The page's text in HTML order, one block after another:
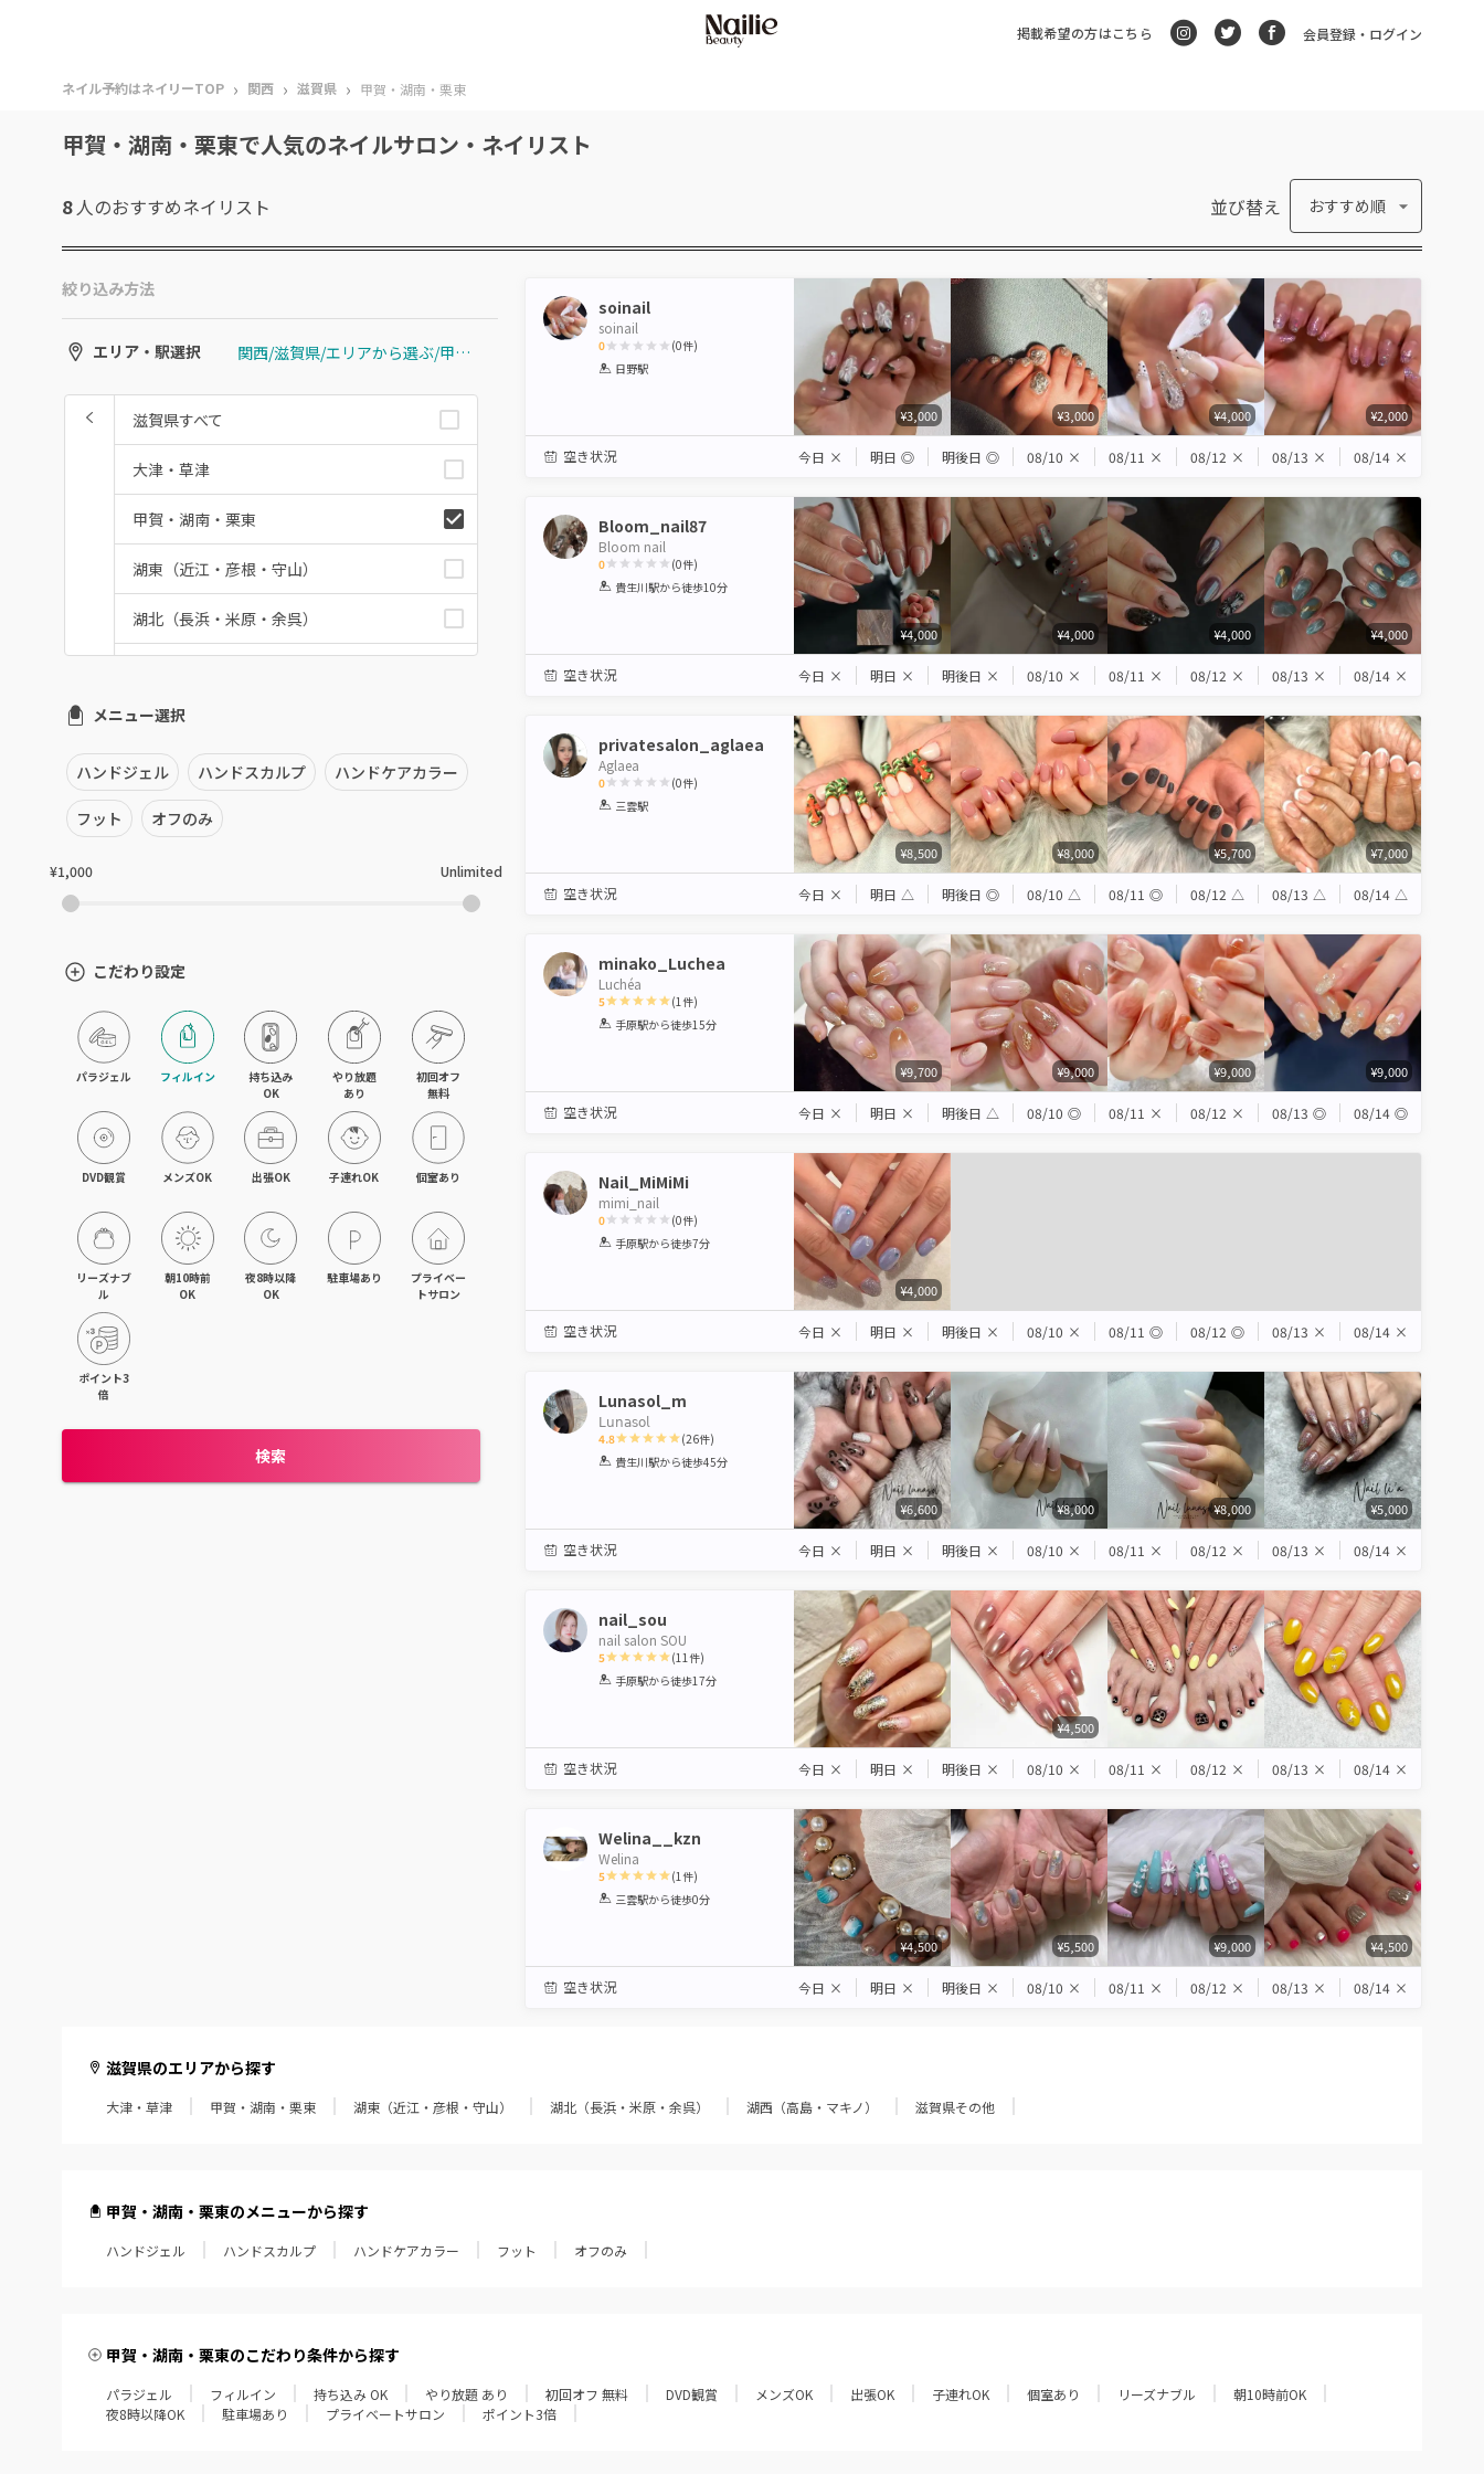
掲載希望の方はこちら 会員登録・ログイン
ネイル予約はネイリーTOP › 関西 › 滋賀県 › 甲賀・湖南・栗東
甲賀・湖南・栗東で人気のネイルサロン・ネイリスト
8人のおすすめネイリスト 並び替え おすすめ順
絞り込み方法
エリア・駅選択 関西/滋賀県/エリアから選ぶ/甲賀・湖南・栗東
滋賀県すべて
大津・草津
甲賀・湖南・栗東
湖東（近江・彦根・守山）
湖北（長浜・米原・余呉）
滋賀県その他
メニュー選択
ハンドジェル ハンドスカルプ ハンドケアカラー
フット オフのみ
¥1,000 Unlimited
こだわり設定
パラジェル フィルイン
持ち込み
OK
やり放題
あり
初回オフ
無料
DVD観賞 メンズOK 出張OK 子連れOK 個室あり
リーズナブ
ル
朝10時前
OK
夜8時以降
OK
駐車場あり
プライベー
トサロン
ポイント3
倍
検索
soinail
soinail
0
1 2 3 4
(0件)
日野駅
¥3,000 ¥3,000 ¥4,000 ¥2,000
空き状況 今日 × 明日 ◎ 明後日 ◎ 08/10 × 08/11 × 08/12 × 08/13 × 08/14 ×
Bloom_nail87
Bloom nail
0
1 2 3 4 5
(0件)
貴生川駅から徒歩10分
¥4,000 ¥4,000 ¥4,000 ¥4,000
空き状況 今日 × 明日 × 明後日 × 08/10 × 08/11 × 08/12 × 08/13 × 08/14 ×
privatesalon_aglaea
Aglaea
0
1 2 3 4
(0件)
三雲駅
¥8,500 ¥8,000 ¥5,700 ¥7,000
空き状況 今日 × 明日 △ 明後日 ◎ 08/10 △ 08/11 ◎ 08/12 △ 08/13 △ 08/14 △
minako_Luchea
Luchéa
5
1 2 3 4 5
(1 件)
手原駅から徒歩15分
¥9,700 ¥9,000 ¥9,000 ¥9,000
空き状況 今日 × 明日 × 明後日 △ 08/10 ◎ 08/11 × 08/12 × 08/13 ◎ 08/14 ◎
Nail_MiMiMi
mimi_nail
0
1 2 3 4 5
(0件)
手原駅から徒歩7分
¥4,000
空き状況 今日 × 明日 × 明後日 × 08/10 × 08/11 ◎ 08/12 ◎ 08/13 × 08/14 ×
Lunasol_m
𝖫𝗎𝗇𝖺𝗌𝗈𝗅
4.8
1 2 3 4 5
(26件)
貴生川駅から徒歩45分
¥6,600 ¥8,000 ¥8,000 ¥5,000
空き状況 今日 × 明日 × 明後日 × 08/10 × 08/11 × 08/12 × 08/13 × 08/14 ×
nail_sou
nail salon SOU
5
1 2 3 4 5
(11 件)
手原駅から徒歩17分
¥4,500
空き状況 今日 × 明日 × 明後日 × 08/10 × 08/11 × 08/12 × 08/13 × 08/14 ×
Welina__kzn
Welina
5
1 2 3 4 5
(1 件)
三雲駅から徒歩0分
¥4,500 ¥5,500 ¥9,000 ¥4,500
空き状況 今日 × 明日 × 明後日 × 08/10 × 08/11 × 08/12 × 08/13 × 08/14 ×
滋賀県のエリアから探す
大津・草津 甲賀・湖南・栗東 湖東（近江・彦根・守山） 湖北（長浜・米原・余呉） 湖西（高島・マキノ） 滋賀県その他
甲賀・湖南・栗東のメニューから探す
ハンドジェル ハンドスカルプ ハンドケアカラー フット オフのみ
甲賀・湖南・栗東のこだわり条件から探す
パラジェル フィルイン 持ち込み OK やり放題 あり 初回オフ 無料 DVD観賞 メンズOK 出張OK 子連れOK 個室あり リーズナブル
朝10時前OK
夜8時以降OK
駐車場あり プライベートサロン ポイント3倍